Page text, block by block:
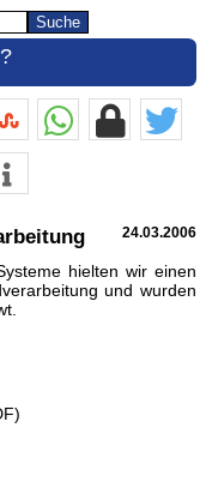
24.03.2006
hielten wir einen
und wurden